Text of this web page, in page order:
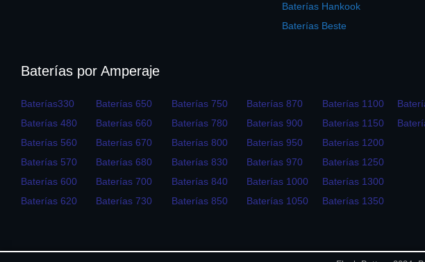
Baterías Hankook
Baterías Beste
Baterías por Amperaje
Baterías330
Baterías 480
Baterías 560
Baterías 570
Baterías 600
Baterías 620
Baterías 650
Baterías 660
Baterías 670
Baterías 680
Baterías 700
Baterías 730
Baterías 750
Baterías 780
Baterías 800
Baterías 830
Baterías 840
Baterías 850
Baterías 870
Baterías 900
Baterías 950
Baterías 970
Baterías 1000
Baterías 1050
Baterías 1100
Baterías 1150
Baterías 1200
Baterías 1250
Baterías 1300
Baterías 1350